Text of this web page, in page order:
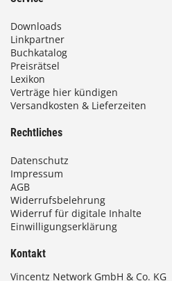
Downloads
Linkpartner
Buchkatalog
Preisrätsel
Lexikon
Verträge hier kündigen
Versandkosten & Lieferzeiten
Rechtliches
Datenschutz
Impressum
AGB
Widerrufsbelehrung
Widerruf für digitale Inhalte
Einwilligungserklärung
Kontakt
Vincentz Network GmbH & Co. KG